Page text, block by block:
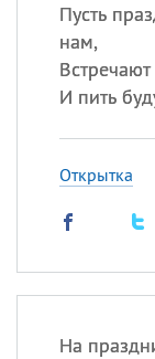
Пусть
нам,
И пить
Открытка
На